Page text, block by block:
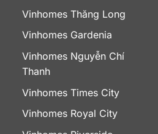
Vinhomes Thăng Long
Vinhomes Gardenia
Vinhomes Nguyễn Chí
Thanh
Vinhomes Times City
Vinhomes Royal City